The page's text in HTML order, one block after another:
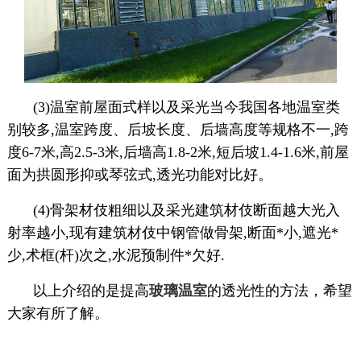
(3)温室前屋面式样以及采光当今我国各地温室类
别较多,温室跨度、后坡长度、后墙高度等规格不一,跨
度6-7米,高2.5-3米,后墙高1.8-2米,短后坡1.4-1.6米,前屋
面为拱圆形抑或琴弦式,透光功能对比好。
(4)骨架材伎粗细以及采光建筑材伎断面越大光入
射率越小,现有建筑材伎中钢管做骨架,断面*小,遮光*
少,术框(杆)次之,水泥预制件*欠好.
以上介绍的是提高玻璃温室的透光性的方法，希望
大家有所了解。